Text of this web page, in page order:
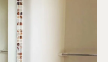
らから